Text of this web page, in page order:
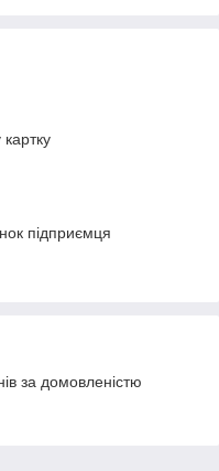
підприємця
за домовленістю